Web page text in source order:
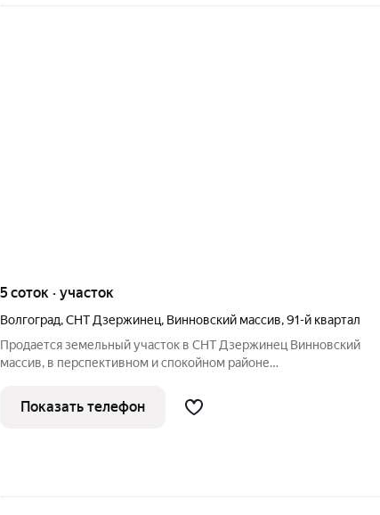
5 соток · участок
Волгоград,СНТ Дзержинец, Винновский массив,91-й квартал
Продается земельный участок в СНТ Дзержинец Винновский
массив, в перспективном и спокойном районе
первой линии Участок имеет ровный рельеф, что значительно
упрощает процесс планирования и
Показать телефон